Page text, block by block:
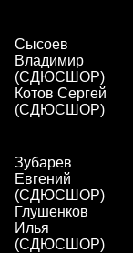
Сысоев
Владимир
(СДЮСШОР)
Котов Сергей
(СДЮСШОР)
Зубарев
Евгений
(СДЮСШОР)
Глушенков
Илья
(СДЮСШОР)